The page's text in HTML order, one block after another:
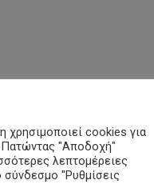
χρησιμοποιεί cookies για
Πατώντας "Αποδοχή"
λεπτομέρειες
σύνδεσμο "Ρυθμίσεις